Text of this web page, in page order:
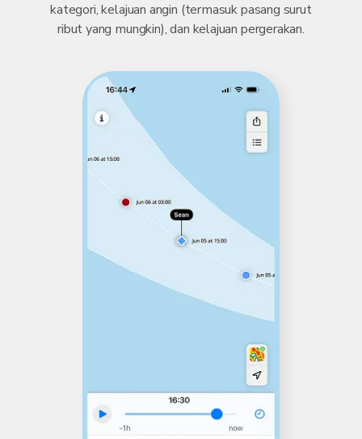
kategori, kelajuan angin (termasuk pasang surut
ribut yang mungkin), dan kelajuan pergerakan.